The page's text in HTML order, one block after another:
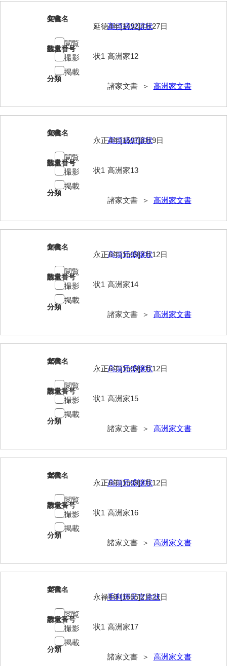
上矢田井手文書
嘉村家文書
亀田家文書
賀屋家文書
河崎家文書（旧神代村）
河田家文書
河野家文書（美祢市）
河野英男収集資料
岸村家文書
木津屋家文書
木梨家文書
木村家文書（山口市）
木村一人文書
清末毛利家文書
国光家文書
国守家文書
熊谷家文書
熊野家文書（防府市）
蔵田家文書
倉橋家文書
12
文書名
高須盛忠譲状
請求番号
高洲家12
分類
諸家文書 ＞ 高洲家文書
年代
延徳4年[1492]4月27日
数量
状1
閲覧
撮影
掲載
13
文書名
高須盛忠譲状
請求番号
高洲家13
分類
諸家文書 ＞ 高洲家文書
年代
永正4年[1507]6月9日
数量
状1
閲覧
撮影
掲載
14
文書名
高須元盛譲状
請求番号
高洲家14
分類
諸家文書 ＞ 高洲家文書
年代
永正6年[1509]7月12日
数量
状1
閲覧
撮影
掲載
15
文書名
高須元盛譲状
請求番号
高洲家15
分類
諸家文書 ＞ 高洲家文書
年代
永正6年[1509]7月12日
数量
状1
閲覧
撮影
掲載
16
文書名
高須元盛譲状
請求番号
高洲家16
分類
諸家文書 ＞ 高洲家文書
年代
永正6年[1509]7月12日
数量
状1
閲覧
撮影
掲載
17
文書名
毛利輝元官途状
請求番号
高洲家17
分類
諸家文書 ＞ 高洲家文書
年代
永禄8年[1565]2月21日
数量
状1
閲覧
撮影
掲載